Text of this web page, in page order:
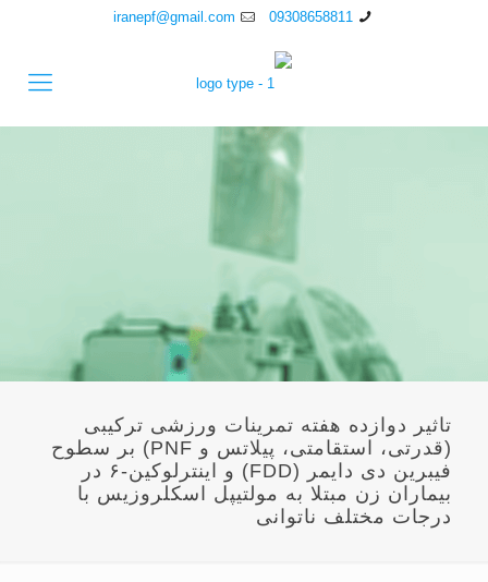
09308658811
iranepf@gmail.com
تاثیر دوازده هفته تمرینات ورزشی ترکیبی
(قدرتی، استقامتی، پیلاتس و PNF) بر سطوح
فیبرین دی دایمر (FDD) و اینترلوکین-۶ در
بیماران زن مبتلا به مولتیپل اسکلروزیس با
درجات مختلف ناتوانی